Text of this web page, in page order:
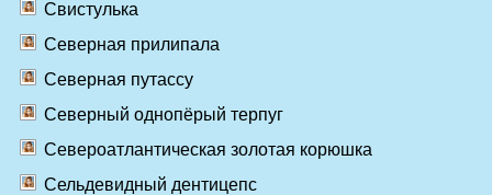
Свистулька
Северная прилипала
Северная путассу
Северный однопёрый терпуг
Североатлантическая золотая корюшка
Сельдевидный дентицепс